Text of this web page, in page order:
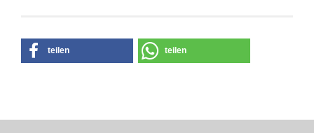
teilen teilen